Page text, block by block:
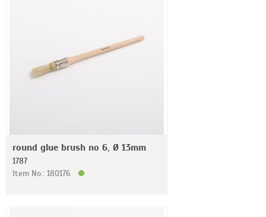
round glue brush no 6, Ø 13mm
1787
Item No.: 180176